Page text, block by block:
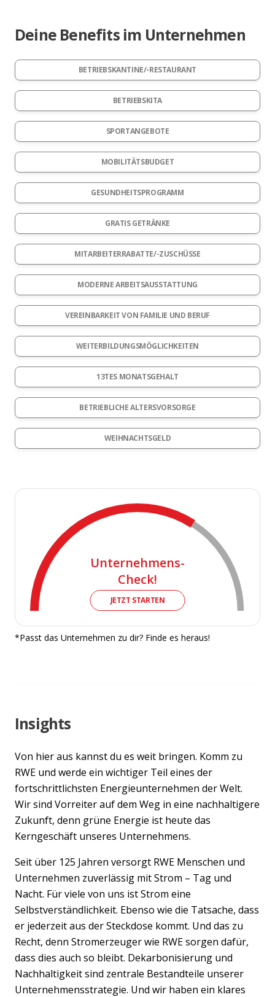
Deine Benefits im Unternehmen
BETRIEBSKANTINE/-RESTAURANT
BETRIEBSKITA
SPORTANGEBOTE
MOBILITÄTSBUDGET
GESUNDHEITSPROGRAMM
GRATIS GETRÄNKE
MITARBEITERRABATTE/-ZUSCHÜSSE
MODERNE ARBEITSAUSSTATTUNG
VEREINBARKEIT VON FAMILIE UND BERUF
WEITERBILDUNGSMÖGLICHKEITEN
13TES MONATSGEHALT
BETRIEBLICHE ALTERSVORSORGE
WEIHNACHTSGELD
Unternehmens-
Check!
JETZT STARTEN
*Passt das Unternehmen zu dir? Finde es heraus!
Insights
Von hier aus kannst du es weit bringen. Komm zu
RWE und werde ein wichtiger Teil eines der
fortschrittlichsten Energieunternehmen der Welt.
Wir sind Vorreiter auf dem Weg in eine nachhaltigere
Zukunft, denn grüne Energie ist heute das
Kerngeschäft unseres Unternehmens.
Seit über 125 Jahren versorgt RWE Menschen und
Unternehmen zuverlässig mit Strom – Tag und
Nacht. Für viele von uns ist Strom eine
Selbstverständlichkeit. Ebenso wie die Tatsache, dass
er jederzeit aus der Steckdose kommt. Und das zu
Recht, denn Stromerzeuger wie RWE sorgen dafür,
dass dies auch so bleibt. Dekarbonisierung und
Nachhaltigkeit sind zentrale Bestandteile unserer
Unternehmensstrategie. Und wir haben ein klares